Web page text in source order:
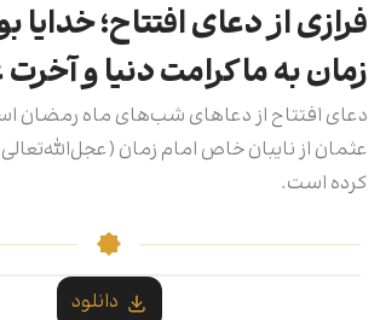
فرازی از دعای افتتاح؛ خدایا
زمان به ما کرامت دنیا و آخرت
دعای افتتاح از دعاهای شب‌های ماه رمضان
عثمان از نایبان خاص امام زمان
کرده است.
دانلود